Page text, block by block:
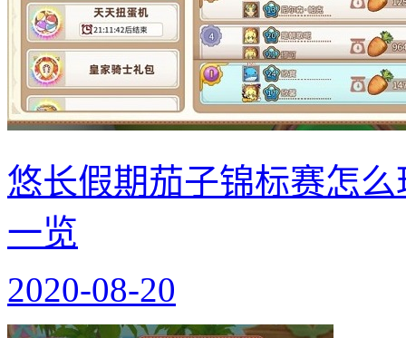
悠长假期茄子锦标赛怎
一览
2020-08-20